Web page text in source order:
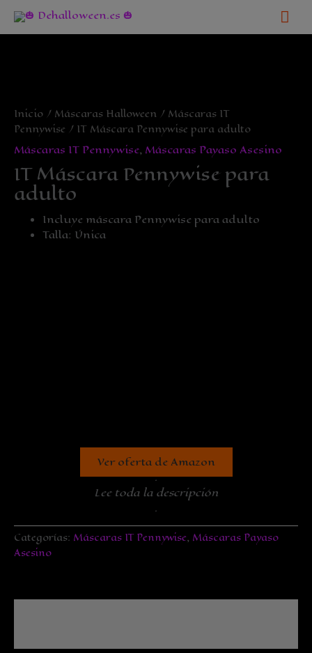
contenido
Inicio / Máscaras Halloween / Máscaras IT
Pennywise / IT Máscara Pennywise para adulto
Máscaras IT Pennywise, Máscaras Payaso Asesino
IT Máscara Pennywise para
adulto
Incluye máscara Pennywise para adulto
Talla: Única
Ver oferta de Amazon
.
Lee toda la descripción
.
Categorías: Máscaras IT Pennywise, Máscaras Payaso
Asesino